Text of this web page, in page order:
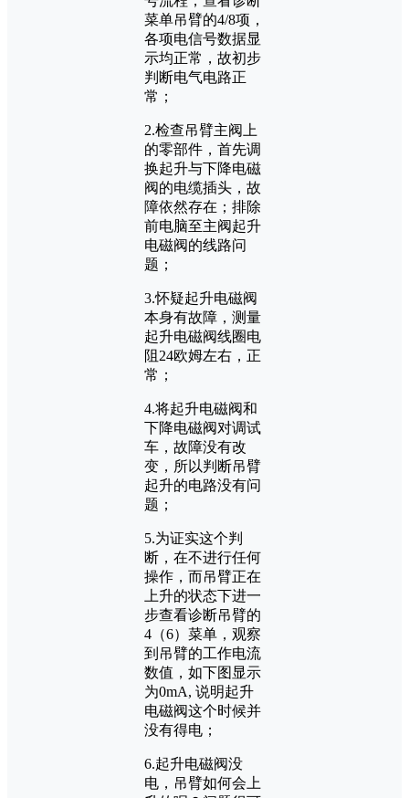
菜单吊臂的4/8项，
各项电信号数据显
示均正常，故初步
判断电气电路正
常；
2.检查吊臂主阀上
的零部件，首先调
换起升与下降电磁
阀的电缆插头，故
障依然存在；排除
前电脑至主阀起升
电磁阀的线路问
题；
3.怀疑起升电磁阀
本身有故障，测量
起升电磁阀线圈电
阻24欧姆左右，正
常；
4.将起升电磁阀和
下降电磁阀对调试
车，故障没有改
变，所以判断吊臂
起升的电路没有问
题；
5.为证实这个判
断，在不进行任何
操作，而吊臂正在
上升的状态下进一
步查看诊断吊臂的
4（6）菜单，观察
到吊臂的工作电流
数值，如下图显示
为0mA, 说明起升
电磁阀这个时候并
没有得电；
6.起升电磁阀没
电，吊臂如何会上